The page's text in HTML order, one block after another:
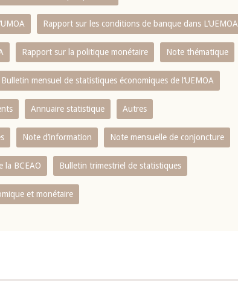
Rapport sur les conditions de banque dans L‘UEMOA
Rapport sur la politique monétaire Note thématique
Bulletin mensuel de statistiques économiques de l‘UEMOA
Annuaire statistique Autres
Note d’information Note mensuelle de conjoncture
la BCEAO Bulletin trimestriel de statistiques
et monétaire